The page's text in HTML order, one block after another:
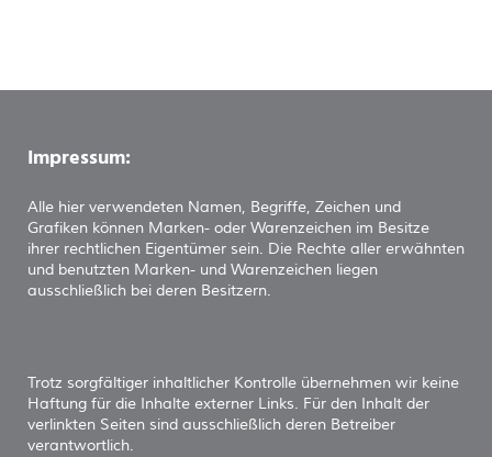
Impressum:
Alle hier verwendeten Namen, Begriffe, Zeichen und
Grafiken können Marken- oder Warenzeichen im Besitze
ihrer rechtlichen Eigentümer sein. Die Rechte aller erwähnten
und benutzten Marken- und Warenzeichen liegen
ausschließlich bei deren Besitzern.
Trotz sorgfältiger inhaltlicher Kontrolle übernehmen wir keine
Haftung für die Inhalte externer Links. Für den Inhalt der
verlinkten Seiten sind ausschließlich deren Betreiber
verantwortlich.